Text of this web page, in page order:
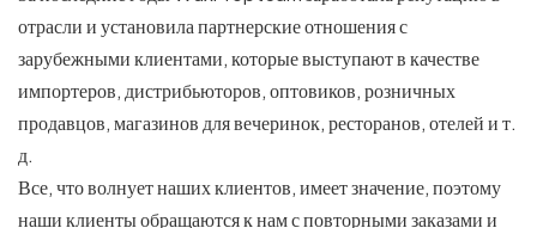
отрасли и установила партнерские отношения с
зарубежными клиентами, которые выступают в качестве
импортеров, дистрибьюторов, оптовиков, розничных
продавцов, магазинов для вечеринок, ресторанов, отелей и т.
д.
Все, что волнует наших клиентов, имеет значение, поэтому
наши клиенты обращаются к нам с повторными заказами и